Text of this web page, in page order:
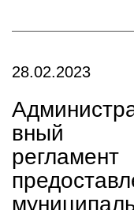
28.02.2023
вный
регламент